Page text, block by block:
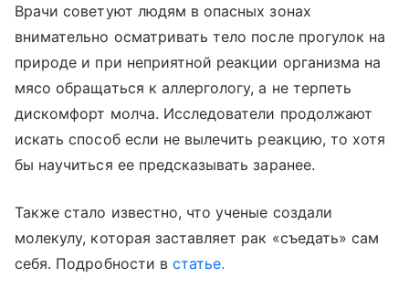
Врачи советуют людям в опасных зонах
внимательно осматривать тело после прогулок на
природе и при неприятной реакции организма на
мясо обращаться к аллергологу, а не терпеть
дискомфорт молча. Исследователи продолжают
искать способ если не вылечить реакцию, то хотя
бы научиться ее предсказывать заранее.
Также стало известно, что ученые создали
молекулу, которая заставляет рак «съедать» сам
себя. Подробности в статье.